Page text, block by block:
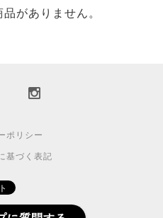
がありません。
ポリシー
基づく表記